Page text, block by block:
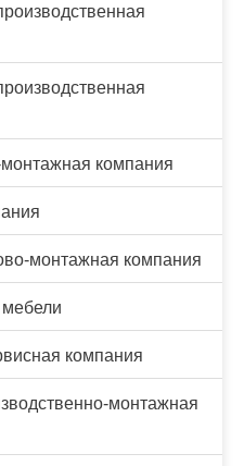
компания
монтажная компания
компания
монтажная